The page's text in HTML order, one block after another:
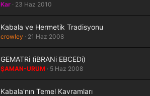
Kar 23 Haz 2010
Kabala ve Hermetik Tradisyonu
crowley 21 Haz 2008
GEMATRi (iBRANi EBCEDi)
ŞAMAN-URUM 5 Haz 2008
Kabala'nın Temel Kavramları